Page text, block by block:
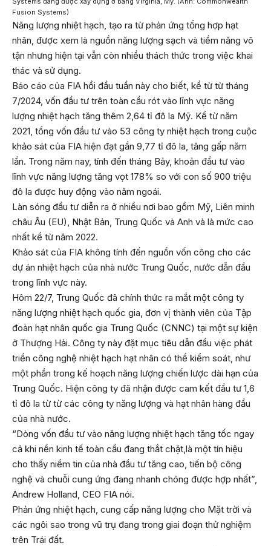
Fusion Systems)
Năng lượng nhiệt hạch, tạo ra từ phản ứng tổng hợp hạt
nhân, được xem là nguồn năng lượng sạch và tiềm năng vô
tận nhưng hiện tại vẫn còn nhiều thách thức trong việc khai
thác và sử dụng.
Báo cáo của FIA hồi đầu tuần này cho biết, kể từ từ tháng
7/2024, vốn đầu tư trên toàn cầu rót vào lĩnh vực năng
lượng nhiệt hạch tăng thêm 2,64 tỉ đô la Mỹ. Kể từ năm
2021, tổng vốn đầu tư vào 53 công ty nhiệt hạch trong cuộc
khảo sát của FIA hiện đạt gần 9,77 tỉ đô la, tăng gấp năm
lần. Trong năm nay, tính đến tháng Bảy, khoản đầu tư vào
lĩnh vực năng lượng tăng vọt 178% so với con số 900 triệu
đô la được huy động vào năm ngoái.
Làn sóng đầu tư diễn ra ở nhiều nơi bao gồm Mỹ, Liên minh
châu Âu (EU), Nhật Bản, Trung Quốc và Anh và là mức cao
nhất kể từ năm 2022.
Khảo sát của FIA không tính đến nguồn vốn công cho các
dự án nhiệt hạch của nhà nước Trung Quốc, nước dẫn đầu
trong lĩnh vực này.
Hôm 22/7, Trung Quốc đã chính thức ra mắt một công ty
năng lượng nhiệt hạch quốc gia, đơn vị thành viên của Tập
đoàn hạt nhân quốc gia Trung Quốc (CNNC) tại một sự kiện
ở Thượng Hải. Công ty này đặt mục tiêu dẫn đầu việc phát
triển công nghệ nhiệt hạch hạt nhân có thể kiểm soát, như
một phần trong kế hoạch năng lượng chiến lược dài hạn của
Trung Quốc. Hiện công ty đã nhận được cam kết đầu tư 1,6
tỉ đô la từ từ các công ty năng lượng và hạt nhân hàng đầu
của nhà nước.
“Dòng vốn đầu tư vào năng lượng nhiệt hạch tăng tốc ngay
cả khi nền kinh tế toàn cầu đang thắt chặt,là một tín hiệu
cho thấy niềm tin của nhà đầu tư tăng cao, tiến bộ công
nghệ và chuỗi cung ứng đang nhanh chóng được hợp nhất”,
Andrew Holland, CEO FIA nói.
Phản ứng nhiệt hạch, cung cấp năng lượng cho Mặt trời và
các ngôi sao trong vũ trụ đang trong giai đoạn thử nghiệm
trên Trái đất.